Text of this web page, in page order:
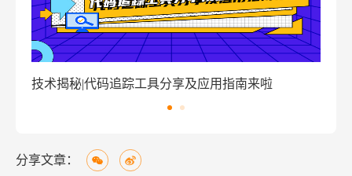
窃密病毒伪装Windows激活程序 盗取用户资金
分享文章：